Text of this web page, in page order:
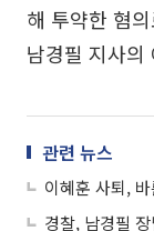
해 투약한 혐
남경필 지사의
관련 뉴스
경찰, 남경필